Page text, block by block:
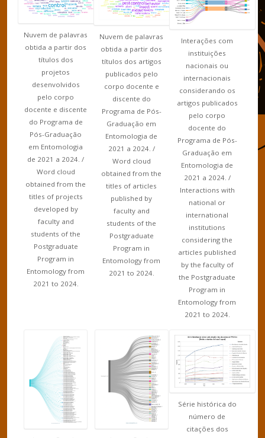
Nuvem de palavras
obtida a partir dos
títulos dos
projetos
desenvolvidos
pelo corpo
docente e discente
do Programa de
Pós-Graduação
em Entomologia
de 2021 a 2024. /
Word cloud
obtained from the
titles of projects
developed by
faculty and
students of the
Postgraduate
Program in
Entomology from
2021 to 2024.
Nuvem de palavras
obtida a partir dos
títulos dos artigos
publicados pelo
corpo docente e
discente do
Programa de Pós-
Graduação em
Entomologia de
2021 a 2024. /
Word cloud
obtained from the
titles of articles
published by
faculty and
students of the
Postgraduate
Program in
Entomology from
2021 to 2024.
Interações com
instituições
nacionais ou
internacionais
considerando os
artigos publicados
pelo corpo
docente do
Programa de Pós-
Graduação em
Entomologia de
2021 a 2024. /
Interactions with
national or
international
institutions
considering the
articles published
by the faculty of
the Postgraduate
Program in
Entomology from
2021 to 2024.
Série histórica do
número de
citações dos